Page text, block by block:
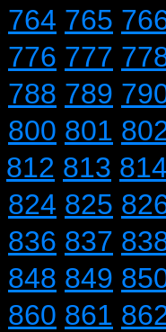
764 765
776 777
788 789
800 801
812 813
824 825
836 837
848 849
860 861